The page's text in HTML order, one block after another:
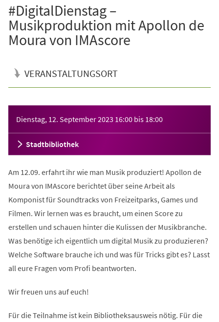
#DigitalDienstag –
Musikproduktion mit Apollon de
Moura von IMAscore
VERANSTALTUNGSORT
Dienstag, 12. September 2023 16:00 bis 18:00
Stadtbibliothek
Am 12.09. erfahrt ihr wie man Musik produziert! Apollon de
Moura von IMAscore berichtet über seine Arbeit als
Komponist für Soundtracks von Freizeitparks, Games und
Filmen. Wir lernen was es braucht, um einen Score zu
erstellen und schauen hinter die Kulissen der Musikbranche.
Was benötige ich eigentlich um digital Musik zu produzieren?
Welche Software brauche ich und was für Tricks gibt es? Lasst
all eure Fragen vom Profi beantworten.
Wir freuen uns auf euch!
Für die Teilnahme ist kein Bibliotheksausweis nötig. Für die